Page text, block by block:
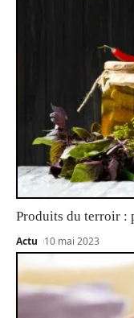
Produits du terroir :
Actu 10 mai 2023